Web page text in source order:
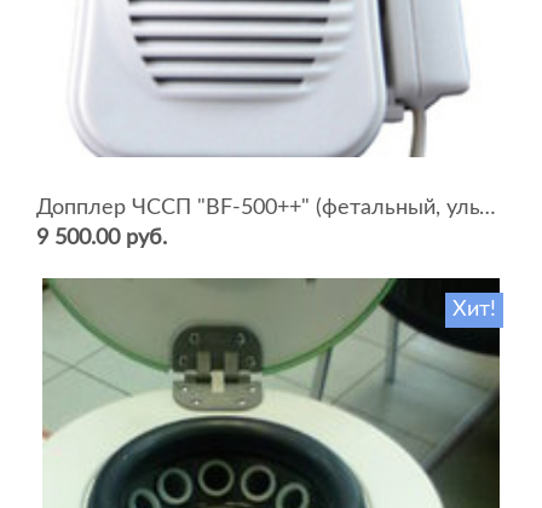
Допплер ЧССП "BF-500++" (фетальный, ультразвуковой)
9 500.00 руб.
Хит!